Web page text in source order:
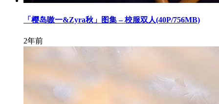
「樱岛嗷一&Zyra秋」图集 – 校服双人(40P/756MB)
2年前